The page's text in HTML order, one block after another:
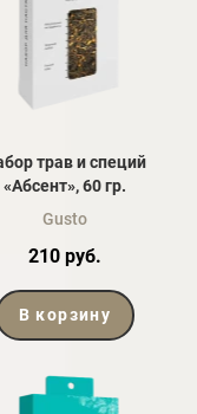
трав и специй
«Абсент», 60 гр.
Gusto
210 руб.
В корзину